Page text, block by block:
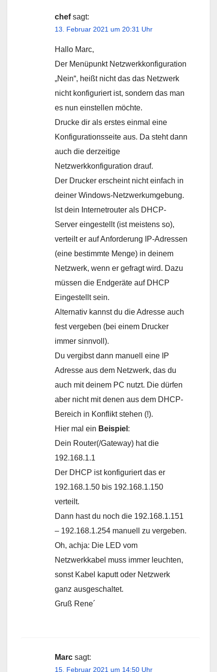
chef sagt:
13. Februar 2021 um 20:31 Uhr
Hallo Marc,
Der Menüpunkt Netzwerkkonfiguration
„Nein“, heißt nicht das das Netzwerk
nicht konfiguriert ist, sondern das man
es nun einstellen möchte.
Drucke dir als erstes einmal eine
Konfigurationsseite aus. Da steht dann
auch die derzeitige
Netzwerkkonfiguration drauf.
Der Drucker erscheint nicht einfach in
deiner Windows-Netzwerkumgebung.
Ist dein Internetrouter als DHCP-
Server eingestellt (ist meistens so),
verteilt er auf Anforderung IP-Adressen
(eine bestimmte Menge) in deinem
Netzwerk, wenn er gefragt wird. Dazu
müssen die Endgeräte auf DHCP
Eingestellt sein.
Alternativ kannst du die Adresse auch
fest vergeben (bei einem Drucker
immer sinnvoll).
Du vergibst dann manuell eine IP
Adresse aus dem Netzwerk, das du
auch mit deinem PC nutzt. Die dürfen
aber nicht mit denen aus dem DHCP-
Bereich in Konflikt stehen (!).
Hier mal ein Beispiel :
Dein Router(/Gateway) hat die
192.168.1.1
Der DHCP ist konfiguriert das er
192.168.1.50 bis 192.168.1.150
verteilt.
Dann hast du noch die 192.168.1.151
– 192.168.1.254 manuell zu vergeben.
Oh, achja: Die LED vom
Netzwerkkabel muss immer leuchten,
sonst Kabel kaputt oder Netzwerk
ganz ausgeschaltet.
Gruß Rene´
Marc sagt:
15. Februar 2021 um 14:50 Uhr